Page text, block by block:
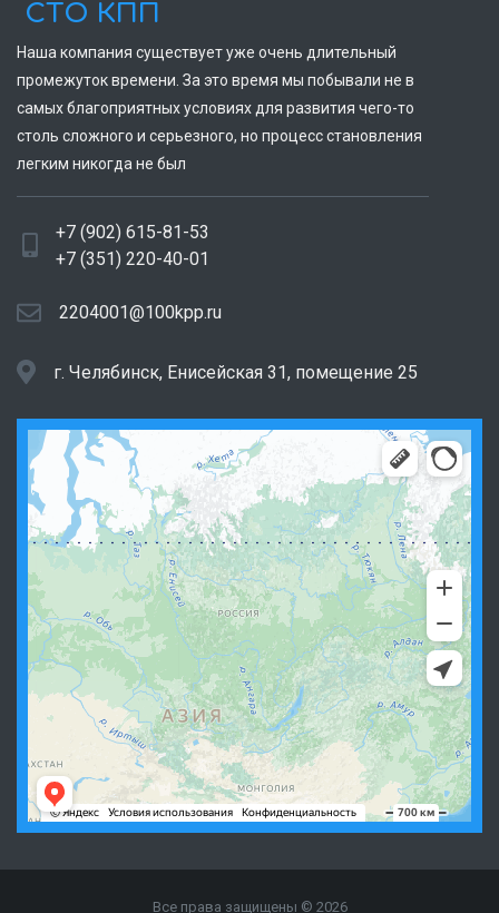
СТО КПП
Наша компания существует уже очень длительный
промежуток времени. За это время мы побывали не в
самых благоприятных условиях для развития чего-то
столь сложного и серьезного, но процесс становления
легким никогда не был
+7 (902) 615-81-53
+7 (351) 220-40-01
2204001@100kpp.ru
г. Челябинск, Енисейская 31, помещение 25
Все права защищены © 2026